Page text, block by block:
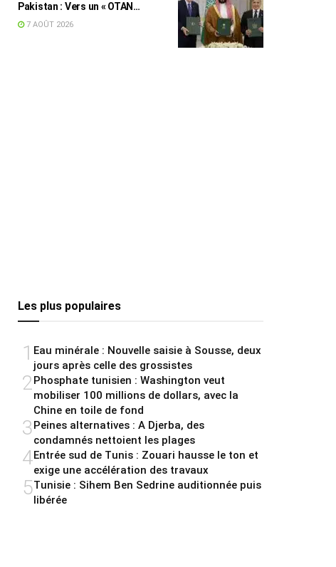
Pakistan : Vers un « OTAN
islamique » ?
7 AOÛT 2026
Les plus populaires
1 Eau minérale : Nouvelle saisie à Sousse, deux
jours après celle des grossistes
2Phosphate tunisien : Washington veut
mobiliser 100 millions de dollars, avec la
Chine en toile de fond
3Peines alternatives : A Djerba, des
condamnés nettoient les plages
4Entrée sud de Tunis : Zouari hausse le ton et
exige une accélération des travaux
5Tunisie : Sihem Ben Sedrine auditionnée puis
libérée